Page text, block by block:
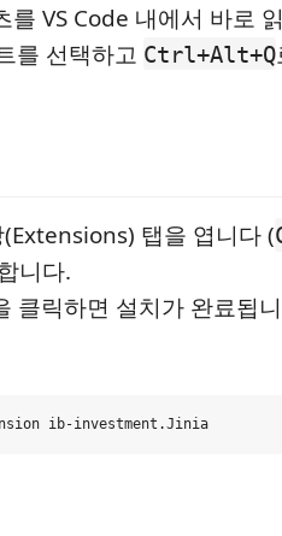
를 VS Code 내에서 바로
를 선택하고 Ctrl+Alt+Q
탭을 엽니다 (
니다.
클릭하면 설치가 완료됩